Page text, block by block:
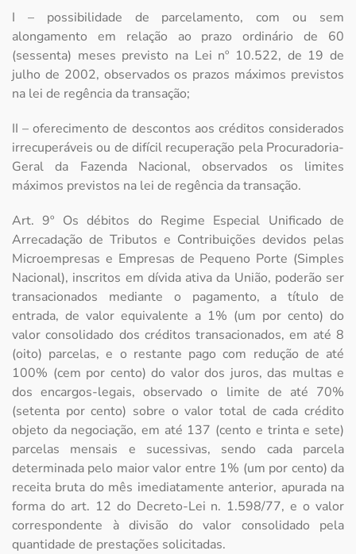
I – possibilidade de parcelamento, com ou sem
alongamento em relação ao prazo ordinário de 60
(sessenta) meses previsto na Lei nº 10.522, de 19 de
julho de 2002, observados os prazos máximos previstos
na lei de regência da transação;
II – oferecimento de descontos aos créditos considerados
irrecuperáveis ou de difícil recuperação pela Procuradoria-
Geral da Fazenda Nacional, observados os limites
máximos previstos na lei de regência da transação.
Art. 9º Os débitos do Regime Especial Unificado de
Arrecadação de Tributos e Contribuições devidos pelas
Microempresas e Empresas de Pequeno Porte (Simples
Nacional), inscritos em dívida ativa da União, poderão ser
transacionados mediante o pagamento, a título de
entrada, de valor equivalente a 1% (um por cento) do
valor consolidado dos créditos transacionados, em até 8
(oito) parcelas, e o restante pago com redução de até
100% (cem por cento) do valor dos juros, das multas e
dos encargos-legais, observado o limite de até 70%
(setenta por cento) sobre o valor total de cada crédito
objeto da negociação, em até 137 (cento e trinta e sete)
parcelas mensais e sucessivas, sendo cada parcela
determinada pelo maior valor entre 1% (um por cento) da
receita bruta do mês imediatamente anterior, apurada na
forma do art. 12 do Decreto-Lei n. 1.598/77, e o valor
correspondente à divisão do valor consolidado pela
quantidade de prestações solicitadas.